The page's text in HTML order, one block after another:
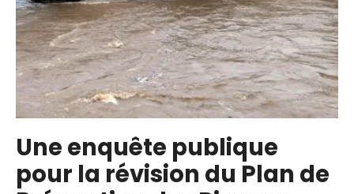
a
valeur
d’exemple
Une enquête publique
pour la révision du Plan de